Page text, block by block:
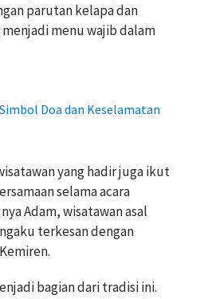
parutan kelapa dan
menu wajib dalam
Doa dan Keselamatan
yang hadir juga ikut
selama acara
Adam, wisatawan asal
terkesan dengan
bagian dari tradisi ini.